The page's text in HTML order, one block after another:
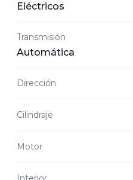
Eléctricos
Transmisión
Automática
Dirección
Cilindraje
Motor